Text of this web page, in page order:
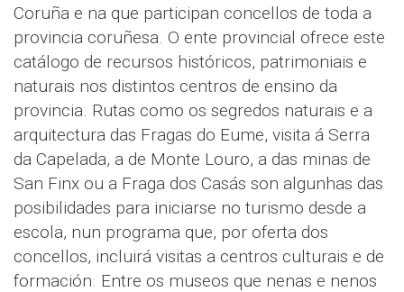
Coruña e na que participan concellos de toda a
provincia coruñesa. O ente provincial ofrece este
catálogo de recursos históricos, patrimoniais e
naturais nos distintos centros de ensino da
provincia. Rutas como os segredos naturais e a
arquitectura das Fragas do Eume, visita á Serra
da Capelada, a de Monte Louro, a das minas de
San Finx ou a Fraga dos Casás son algunhas das
posibilidades para iniciarse no turismo desde a
escola, nun programa que, por oferta dos
concellos, incluirá visitas a centros culturais e de
formación. Entre os museos que nenas e nenos